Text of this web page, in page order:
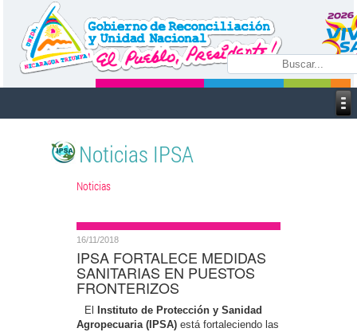
Noticias IPSA
Noticias
16/11/2018
IPSA FORTALECE MEDIDAS
SANITARIAS EN PUESTOS
FRONTERIZOS
El
Instituto de Protección y Sanidad
Agropecuaria (IPSA) está fortaleciendo las